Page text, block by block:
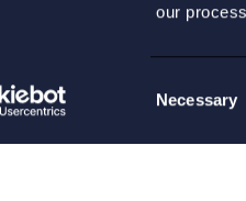
our
Selection
Necessary
garanterar ett unikt
Advokatbyrå AB